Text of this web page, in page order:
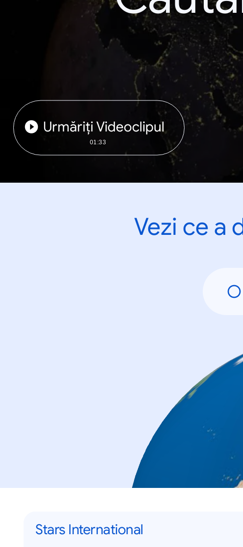
Urmăriți Videoclipul
01:33
Vezi ce a
Stars International